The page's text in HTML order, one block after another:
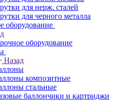
для нерж. сталей
для черного металла
оборудование
оборудование
Назад
композитные
стальные
баллончики и картриджи